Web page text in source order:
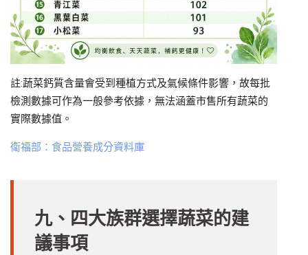
註:蔬菜鈣質含量會受到種植方式及氣候條件影響，故每批
檢測數據可作為一般參考依據，無法涵蓋市售所有蔬菜的
實際數據值。
衛福部：食品營養成分資料庫
九、四大族群選擇蔬菜的建
議事項